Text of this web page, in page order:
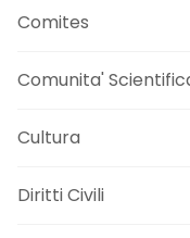
Comites
Comunita'
Cultura
Diritti Civili